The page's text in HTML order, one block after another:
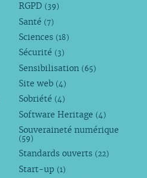
RGPD (39)
Santé (7)
Sciences (18)
Sécurité (3)
Sensibilisation (65)
Site web (4)
Sobriété (4)
Software Heritage (4)
Souveraineté numérique
(59)
Standards ouverts (22)
Start-up (1)